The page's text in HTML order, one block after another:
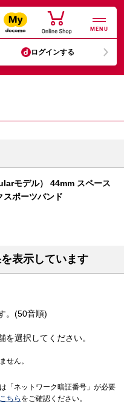
MENU
ログインする
モデル） 44mm スペース
スポーツバンド
表示しています
。(50音順)
選択してください。
せん。
「ネットワーク暗証番号」が必要
こちら をご確認ください。